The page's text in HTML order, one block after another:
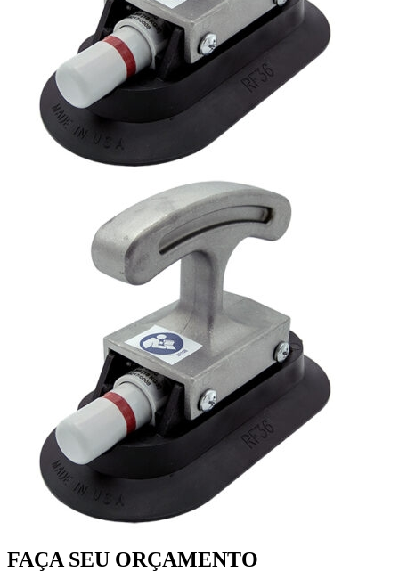
FAÇA SEU ORÇAMENTO